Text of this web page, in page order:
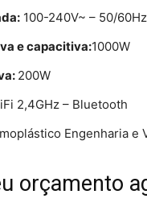
100-240V~ – 50/60Hz
e capacitiva:1000W
200W
2,4GHz – Bluetooth
Engenharia e
orçamento